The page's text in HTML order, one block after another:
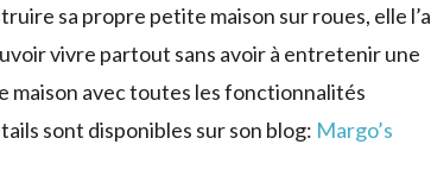
sa propre petite maison sur roues, elle l’a
vivre partout sans avoir à entretenir une
maison avec toutes les fonctionnalités
sont disponibles sur son blog: Margo’s